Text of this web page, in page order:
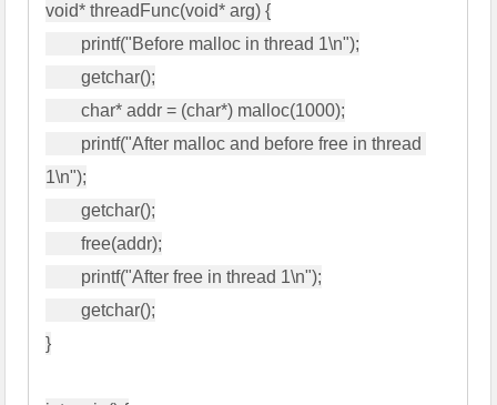
void* threadFunc(void* arg) {
        getchar();
        char* addr = (char*) malloc(1000);
1\n");
        getchar();
        free(addr);
        getchar();
}